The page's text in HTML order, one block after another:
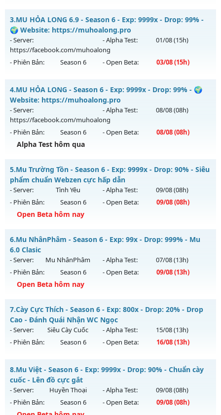
Thể loại: Mu Nguyên bản Webzen
Antihack: GameGuard
MU HỎA LONG 6.9 - 🌍 Website: https://muhoalong.pro
Mu mới ra tháng 08 2026 - Mở máy chủ
https://facebook.com/muhoalongvào 19h ngày
01/08/2626
Exp: 9999x - Drop: 99%
Thể loại: Mu Nguyên bản Webzen
Antihack: XShield
3.MU HỎA LONG 6.9 - Season 6 - Exp: 9999x - Drop: 99% -
🌍 Website: https://muhoalong.pro
- Server:
https://facebook.com/muhoalong
- Alpha Test: 01/08(15h)
- Phiên Bản: Season 6 - Open Beta: 03/08(15h)
MU HỎA LONG 6.9 - 🌍 Website: https://muhoalong.pro
Mu mới ra tháng 08 2026 - Mở máy chủ
https://facebook.com/muhoalongvào 15h ngày
03/08/2626
Exp: 9999x - Drop: 99%
Kiểu reset: Non Reset
Antihack: XShield
4.MU HỎA LONG - Season 6 - Exp: 9999x - Drop: 99% - 🌍
Website: https://muhoalong.pro
- Server:
https://facebook.com/muhoalong
- Alpha Test: 08/08(08h)
- Phiên Bản: Season 6 - Open Beta: 08/08(08h)
Alpha Test hôm qua
MU HỎA LONG - 🌍 Website: https://muhoalong.pro
Mu mới ra tháng 08 2026 - Mở máy chủ
https://facebook.com/muhoalongvào 08h ngày
08/08/2626
Exp: 9999x - Drop: 99%
Thể loại: Mu Nguyên bản Webzen
Antihack: XShield
5.Mu Trường Tồn - Season 6 - Exp: 9999x - Drop: 90% - Siêu
phẩm chuẩn Webzen cực hấp dẫn
- Server: Tình Yêu - Alpha Test: 09/08(08h)
- Phiên Bản:
Season 6 - Open Beta: 09/08(08h)
Open Beta hôm nay
Mu Trường Tồn - Siêu phẩm chuẩn Webzen cực hấp dẫn
Mu mới ra tháng 08 2026 - Mở máy chủ
ngày 09/08/2626
Exp: 9999x - Drop: 90%
Kiểu reset: Reset In Game
Antihack: ICMPROTECT ✅ 🔴 ✨ ⚡️
6.Mu NhânPhâm - Season 6 - Exp: 99x - Drop: 999% - Mu
6.0 Clasic
- Server: Mu NhânPhâm - Alpha Test: 07/08(13h)
- Phiên Bản:
Season 6 - Open Beta: 09/08(13h)
Open Beta hôm nay
Mu NhânPhâm - Mu 6.0 Clasic
Mu mới ra tháng 08 2026 - Mở máy chủ
13h ngày 09/08/2626
Exp: 99x - Drop: 999%
Thể loại: Mu Nguyên bản Webzen
Antihack: goldshield💥
7.Cày Cực Thích - Season 6 - Exp: 800x - Drop: 20% - Drop
Cao - Đánh Quái Nhận WC Ngọc
- Server: Siêu Cày Cuốc - Alpha Test: 15/08(13h)
- Phiên Bản:
Season 6 - Open Beta: 16/08(13h)
Cày Cực Thích - Drop Cao - Đánh Quái Nhận WC Ngọc
Mu mới ra tháng 08 2026 - Mở máy chủ
13h ngày 16/08/2626
Exp: 800x - Drop: 20%
8.Mu Việt - Season 6 - Exp: 9999x - Drop: 90% - Chuẩn cày
cuốc - Lên đồ cực gắt
- Server: Huyền Thoại - Alpha Test: 09/08(08h)
- Phiên Bản:
Season 6 - Open Beta: 09/08(08h)